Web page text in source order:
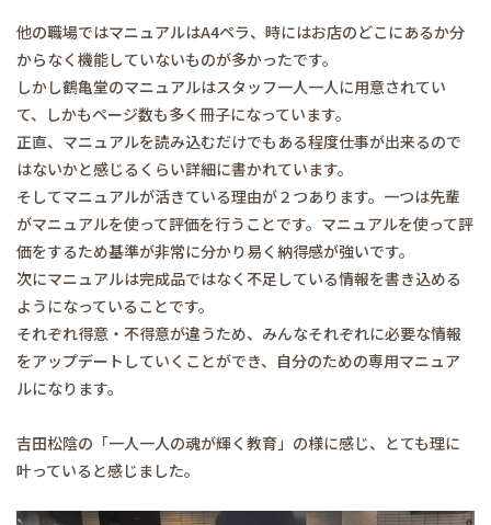
他の職場ではマニュアルはA4ペラ、時にはお店のどこにあるか分
からなく機能していないものが多かったです。
しかし鶴亀堂のマニュアルはスタッフ一人一人に用意されてい
て、しかもページ数も多く冊子になっています。
正直、マニュアルを読み込むだけでもある程度仕事が出来るので
はないかと感じるくらい詳細に書かれています。
そしてマニュアルが活きている理由が２つあります。一つは先輩
がマニュアルを使って評価を行うことです。マニュアルを使って評
価をするため基準が非常に分かり易く納得感が強いです。
次にマニュアルは完成品ではなく不足している情報を書き込める
ようになっていることです。
それぞれ得意・不得意が違うため、みんなそれぞれに必要な情報
をアップデートしていくことができ、自分のための専用マニュア
ルになります。
吉田松陰の「一人一人の魂が輝く教育」の様に感じ、とても理に
叶っていると感じました。